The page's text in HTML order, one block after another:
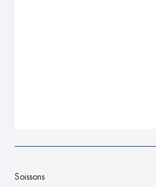
Soissons